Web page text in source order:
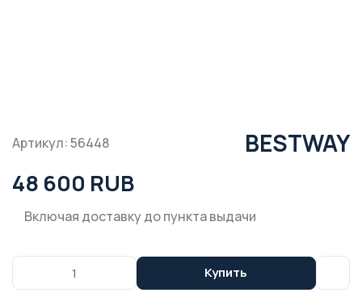
Артикул: 56448 BESTWAY
48 600 RUB
Включая доставку до пункта выдачи
Купить